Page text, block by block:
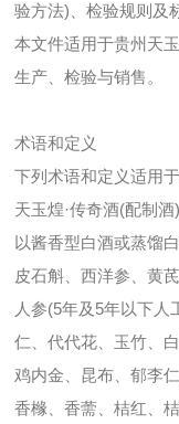
验方法)、检验规则及
本文件适用于贵州天
生产、检验与销售。
术语和定义
下列术语和定义适用于
天玉煌·传奇酒(配制酒)
以酱香型白酒或蒸馏
皮石斛、西洋参、黄
人参(5年及5年以下
仁、代代花、玉竹、
鸡内金、昆布、郁李
香橼、香薷 、桔红、